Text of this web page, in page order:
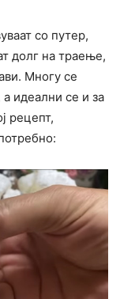
со путер,
долг на траење,
Многу се
идеални се и за
рецепт,